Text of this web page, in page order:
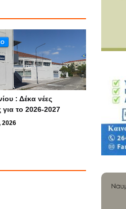
: Δέκα νέες
για το 2026-2027
2026